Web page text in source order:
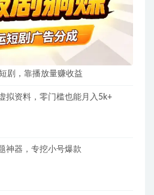
剧，靠播放量赚收益
拟资料，零门槛也能月入5k+
神器，专挖小号爆款